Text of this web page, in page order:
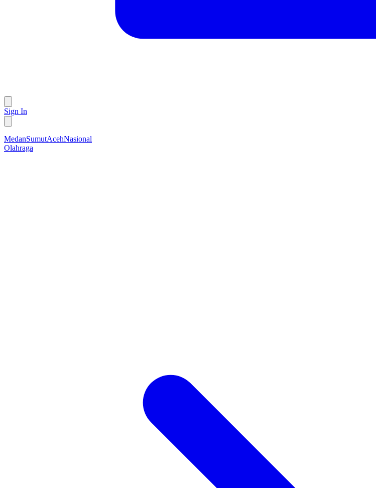
Sign In
MedanSumutAcehNasional
Olahraga